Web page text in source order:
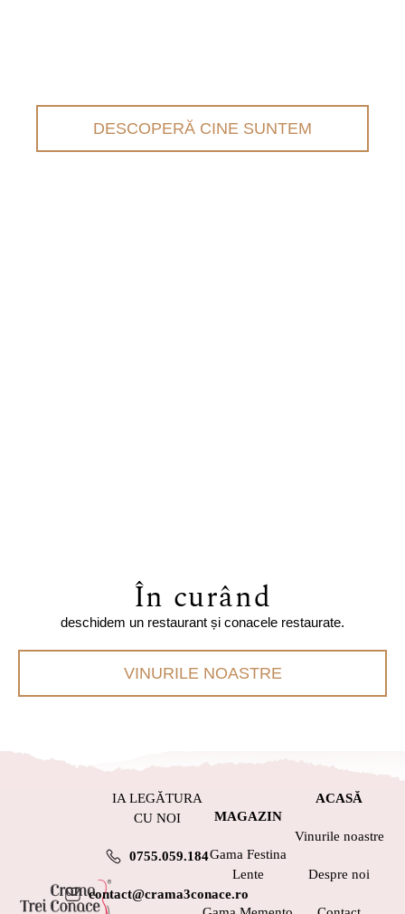
DESCOPERĂ CINE SUNTEM
În curând
deschidem un restaurant și conacele restaurate.
VINURILE NOASTRE
ACASĂ
Vinurile noastre
Despre noi
MAGAZIN
Gama Festina
Lente
IA LEGĂTURA
CU NOI
0755.059.184
contact@crama3conace.ro